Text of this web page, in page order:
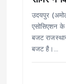
उदयपुर
एसोसिएशन
बजट
बजट है।…